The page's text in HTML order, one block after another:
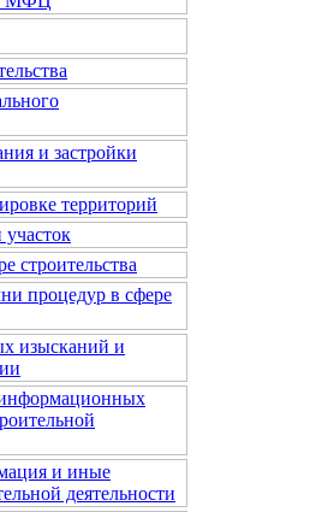
и застройки
территорий
строительства
процедур в сфере
изысканий и
и иные
деятельности